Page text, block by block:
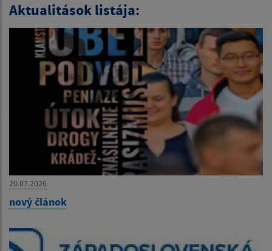
Aktualitások listája:
20.07.2026
nový článok